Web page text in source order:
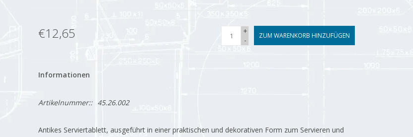
€12,65
+
-
ZUM WARENKORB HINZUFÜGEN
Informationen
Artikelnummer:: 45.26.002
Antikes Serviertablett, ausgeführt in einer praktischen und dekorativen Form zum Servieren und